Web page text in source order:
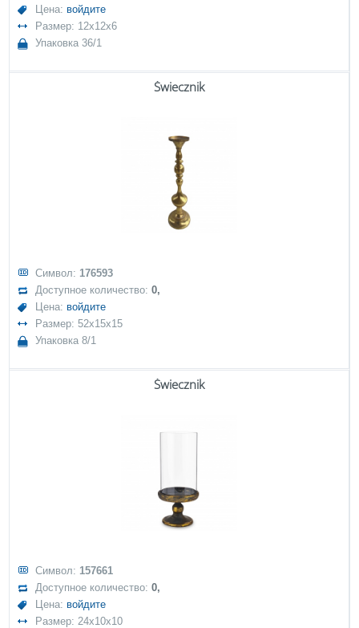
Цена: войдите
Размер: 12x12x6
Упаковка 36/1
Świecznik
Символ: 176593
Доступное количество:0,
Цена: войдите
Размер: 52x15x15
Упаковка 8/1
Świecznik
Символ: 157661
Доступное количество:0,
Цена: войдите
Размер: 24x10x10